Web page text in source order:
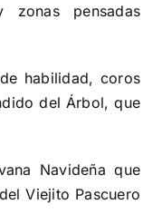
zonas pensadas
habilidad, coros
del Árbol, que
Navideña que
Viejito Pascuero